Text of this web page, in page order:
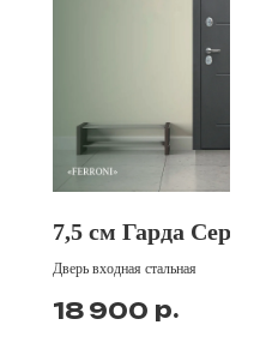
7,5 см Гарда
Дверь входная стальная
18 900 р.